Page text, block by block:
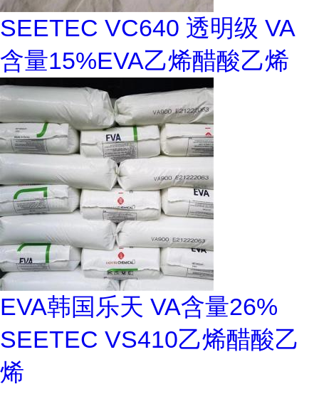
SEETEC VC640 透明级 VA
含量15%EVA乙烯醋酸乙烯
EVA韩国乐天 VA含量26%
SEETEC VS410乙烯醋酸乙
烯